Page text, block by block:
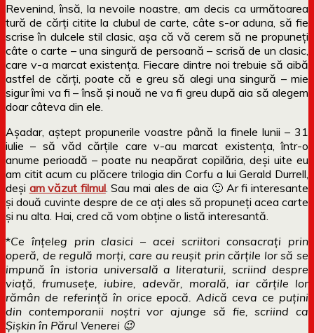
Revenind, însă, la nevoile noastre, am decis ca următoarea
tură de cărți citite la clubul de carte, câte s-or aduna, să fie
scrise în dulcele stil clasic, așa că vă cerem să ne propuneți
câte o carte – una singură de persoană – scrisă de un clasic,
care v-a marcat existența. Fiecare dintre noi trebuie să aibă
astfel de cărți, poate că e greu să alegi una singură – mie
sigur îmi va fi – însă și nouă ne va fi greu după aia să alegem
doar câteva din ele.
Așadar, aștept propunerile voastre până la finele lunii – 31
iulie – să văd cărțile care v-au marcat existența, într-o
anume perioadă – poate nu neapărat copilăria, deși uite eu
am citit acum cu plăcere trilogia din Corfu a lui Gerald Durrell,
deși am văzut filmul. Sau mai ales de aia 🙂 Ar fi interesante
și două cuvinte despre de ce ați ales să propuneți acea carte
și nu alta. Hai, cred că vom obține o listă interesantă.
*Ce înțeleg prin clasici – acei scriitori consacrați prin
operă, de regulă morți, care au reușit prin cărțile lor să se
impună în istoria universală a literaturii, scriind despre
viață, frumusețe, iubire, adevăr, morală, iar cărțile lor
rămân de referință în orice epocă. Adică ceva ce puțini
din contemporanii noștri vor ajunge să fie, scriind ca
Șișkin în Părul Venerei 😉